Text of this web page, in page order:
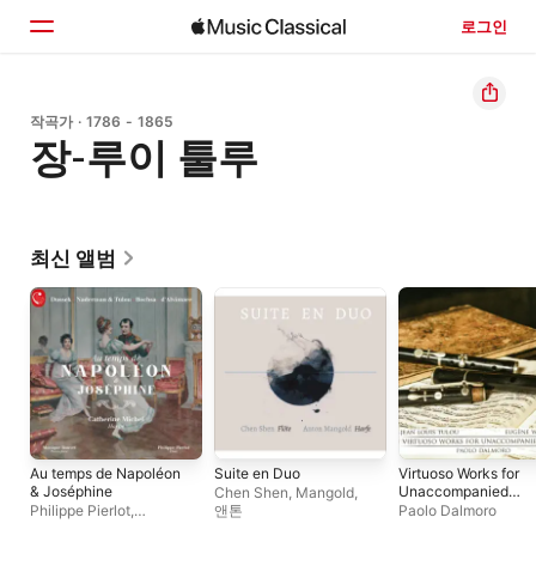
로그인
홈
둘러보기
작곡가 · 1786 - 1865
장-루이 툴루
최신 앨범
Au temps de Napoléon
& Joséphine
Philippe Pierlot,
Suite en Duo
Chen Shen, Mangold,
앤톤
Virtuoso Works for
Unaccompanied
Flute
Paolo Dalmoro